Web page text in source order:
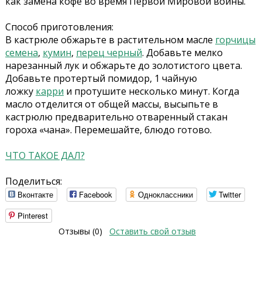
Способ приготовления:
В кастрюле обжарьте в растительном масле горчицы
семена, кумин, перец черный. Добавьте мелко
нарезанный лук и обжарьте до золотистого цвета.
Добавьте протертый помидор, 1 чайную
ложку карри и протушите несколько минут. Когда
масло отделится от общей массы, высыпьте в
кастрюлю предварительно отваренный стакан
гороха «чана». Перемешайте, блюдо готово.
ЧТО ТАКОЕ ДАЛ?
Поделиться:
Вконтакте Facebook Одноклассники
Twitter
Pinterest
Отзывы (0)
Оставить свой отзыв